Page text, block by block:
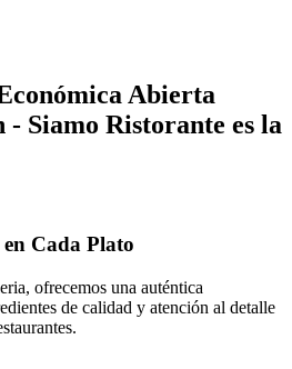
Abierta
Siamo Ristorante es la
Cada Plato
ofrecemos una auténtica
de calidad y atención al detalle